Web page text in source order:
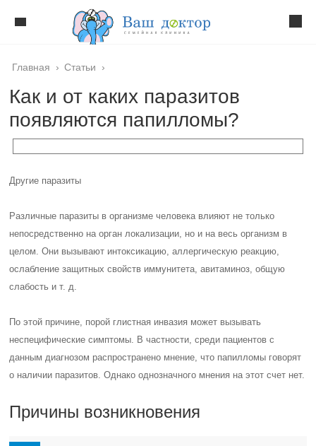
Главная › Статьи ›
Как и от каких паразитов
появляются папилломы?
Другие паразиты
Различные паразиты в организме человека влияют не только
непосредственно на орган локализации, но и на весь организм в
целом. Они вызывают интоксикацию, аллергическую реакцию,
ослабление защитных свойств иммунитета, авитаминоз, общую
слабость и т. д.
По этой причине, порой глистная инвазия может вызывать
неспецифические симптомы. В частности, среди пациентов с
данным диагнозом распространено мнение, что папилломы говорят
о наличии паразитов. Однако однозначного мнения на этот счет нет.
Причины возникновения